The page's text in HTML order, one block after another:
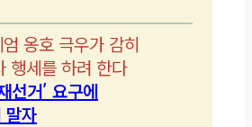
엄 옹호 극우가 감히
행세를 하려 한다
선거’ 요구에
말자